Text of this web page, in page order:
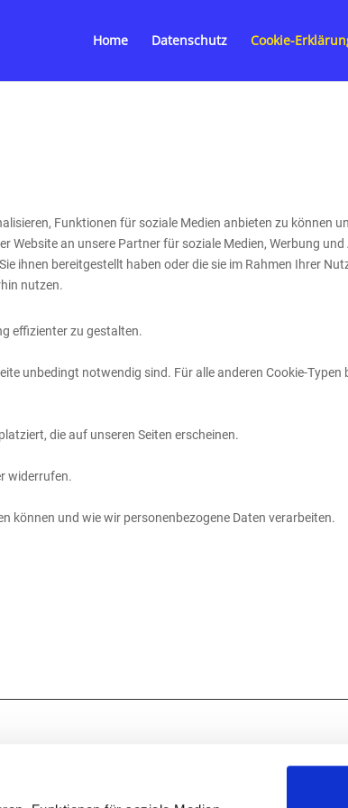
Home Datenschutz Cookie-
Funktionen für soziale Medien anbieten zu können
an unsere Partner für soziale Medien, Werbung und
ihnen bereitgestellt haben oder die sie im Rahmen Ihrer
nutzen.
effizienter zu gestalten.
unbedingt notwendig sind. Für alle anderen Cookie-Typen
die auf unseren Seiten erscheinen.
widerrufen.
können und wie wir personenbezogene Daten verarbeiten.